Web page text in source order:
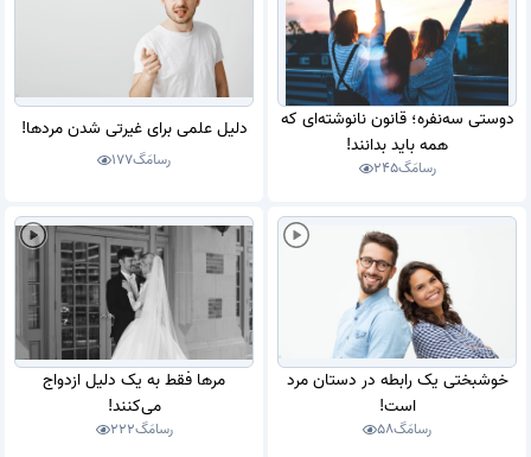
دوستی سه‌نفره؛ قانون نانوشته‌ای که
همه باید بدانند!
رسامَگ245
دلیل علمی برای غیرتی شدن مردها!
رسامَگ177
خوشبختی یک رابطه در دستان مرد
است!
رسامَگ58
مرها فقط به یک دلیل ازدواج
می‌کنند!
رسامَگ222